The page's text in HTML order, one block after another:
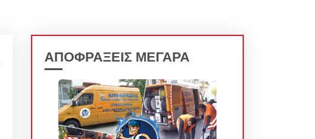
ΑΠΟΦΡΑΞΕΙΣ ΜΕΓΑΡΑ